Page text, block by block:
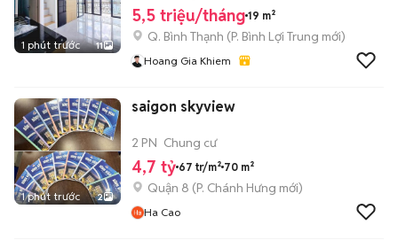
1 phút trước 11
5,5 triệu/tháng 19 m²
Q. Bình Thạnh (P. Bình Lợi Trung mới)
Hoang Gia Khiem
1 phút trước 2
saigon skyview
2 PN Chung cư
4,7 tỷ 67 tr/m² 70 m²
Quận 8 (P. Chánh Hưng mới)
Ha Cao